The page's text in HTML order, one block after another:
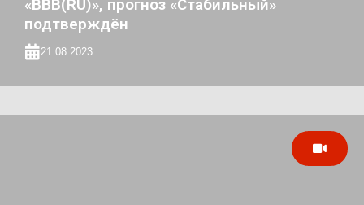
«BBB(RU)», прогноз «Стабильный»
подтверждён
21.08.2023